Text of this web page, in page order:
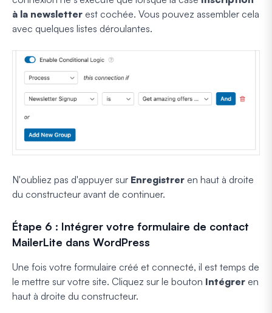
à la newsletter est cochée. Vous pouvez assembler cela
avec quelques listes déroulantes.
N'oubliez pas d'appuyer sur Enregistrer en haut à droite
du constructeur avant de continuer.
Étape 6 : Intégrer votre formulaire de contact
MailerLite dans WordPress
Une fois votre formulaire créé et connecté, il est temps de
le mettre sur votre site. Cliquez sur le bouton Intégrer en
haut à droite du constructeur.